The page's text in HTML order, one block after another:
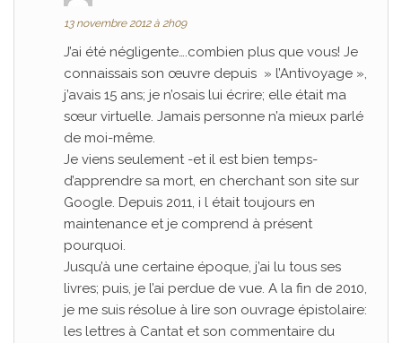
13 novembre 2012 à 2h09
J’ai été négligente….combien plus que vous! Je
connaissais son œuvre depuis » l’Antivoyage »,
j’avais 15 ans; je n’osais lui écrire; elle était ma
sœur virtuelle. Jamais personne n’a mieux parlé
de moi-même.
Je viens seulement -et il est bien temps-
d’apprendre sa mort, en cherchant son site sur
Google. Depuis 2011, i l était toujours en
maintenance et je comprend à présent
pourquoi.
Jusqu’à une certaine époque, j’ai lu tous ses
livres; puis, je l’ai perdue de vue. A la fin de 2010,
je me suis résolue à lire son ouvrage épistolaire:
les lettres à Cantat et son commentaire du